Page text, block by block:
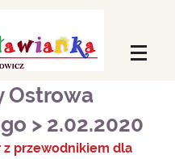
Ostrowa
> 2.02.2020
z przewodnikiem dla